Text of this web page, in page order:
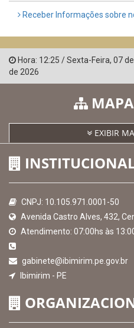
QEdu
Consultar Convênios
Hora:
de 2026
MAPA
INSTITUCIONAL